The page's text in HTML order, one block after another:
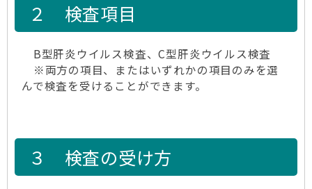
２ 検査項目
B型肝炎ウイルス検査、C型肝炎ウイルス検査
※両方の項目、またはいずれかの項目のみを選
んで検査を受けることができます。
３ 検査の受け方